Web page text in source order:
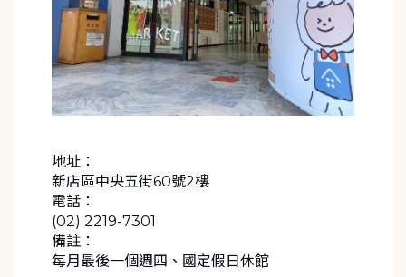
地址：
新店區中央五街60號2樓
電話：
(02) 2219-7301
備註：
每月最後一個週四、國定假日休館